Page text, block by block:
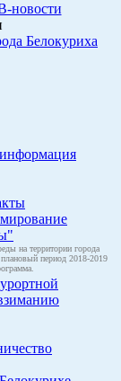
новости
Белокуриха
на территории города
период 2018-2019